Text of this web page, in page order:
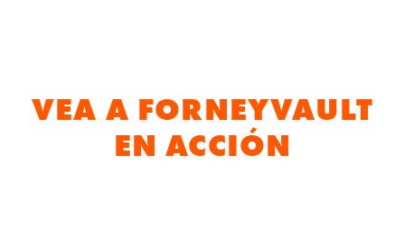
VEA A FORNEYVAULT
EN ACCIÓN